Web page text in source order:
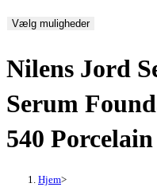
pris
314,95 kr..236,21 kr..
Vælg muligheder
Nilens Jord
Serum
540 Porcelain
Hjem>